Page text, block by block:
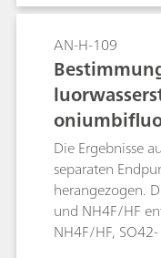
sowie
Abfalls aus
Rotschlamm,
geringen
Meerwasser,
Halogenide der
AN-H-109
en
Die Ergebnisse
separaten
herangezogen.
und NH4F/HF
NH4F/HF,